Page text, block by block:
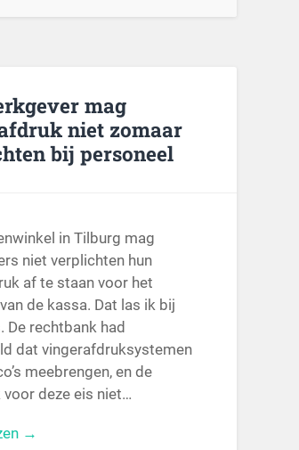
mag
niet zomaar
bij personeel
in Tilburg mag
niet verplichten hun
af te staan voor het
de kassa. Dat las ik bij
De rechtbank had
dat vingerafdruksystemen
meebrengen, en de
voor deze eis niet…
→